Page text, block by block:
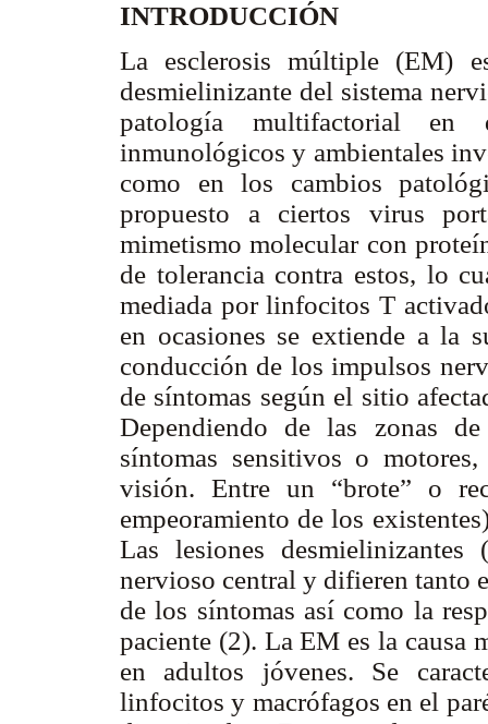
INTRODUCCIÓN
La esclerosis múltiple (EM)
desmielinizante del sistema
patología multifactorial en
inmunológicos y ambientales
como en los cambios
propuesto a ciertos virus
mimetismo molecular con
de tolerancia contra estos, lo
mediada por linfocitos T
en ocasiones se extiende a la
conducción de los impulsos
de síntomas según el sitio
Dependiendo de las zonas
síntomas sensitivos o
visión. Entre un “brote” o
empeoramiento de los
Las lesiones
nervioso central y difieren tanto
de los síntomas así como la
paciente (2). La EM es la causa
en adultos jóvenes. Se
linfocitos y macrófagos en el